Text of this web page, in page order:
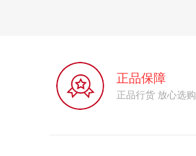
正品保障
正品行货 放心选购